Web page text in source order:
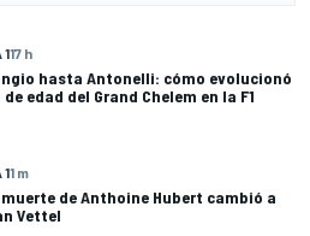
117 h
hasta Antonelli: cómo evolucionó
edad del Grand Chelem en la F1
11 m
de Anthoine Hubert cambió a
Vettel